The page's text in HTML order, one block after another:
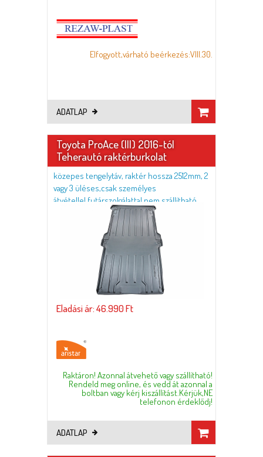
Elfogyott,várható beérkezés:VIII.30.
ADATLAP
Toyota ProAce (III) 2016-tól
Teherautó raktérburkolat
közepes tengelytáv, raktér hossza 2512mm, 2
vagy 3 üléses,csak személyes
átvétellel,futárszolgálattal nem szállítható.
Eladási ár: 46.990 Ft
Raktáron! Azonnal átvehető vagy szállítható!
Rendeld meg online, és vedd át azonnal a
boltban vagy kérj kiszállítást.Kérjük,NE
telefonon érdeklődj!
ADATLAP